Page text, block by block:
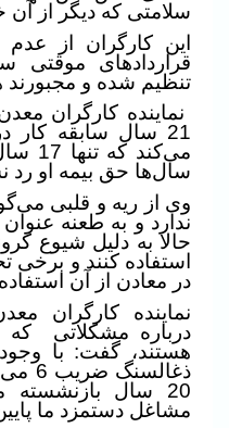
سلامتی که دیگر از آن
این کارگران از
قراردادهای
تنظیم شده و مجبورند
نماینده کارگران
21 سال سابقه
سال‌ها حق بیمه او
وی از ریه و قلبی
ندارد و به طعنه
حالا به دلیل شیوع
استفاده کنند و برخی
در معادن از آن
نماینده کارگران
درباره مشکلاتی
هستند، گفت: با
20 سال
مشاغل دستمزد ما